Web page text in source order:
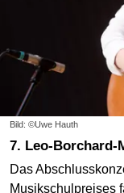
Bild: ©Uwe Hauth
7. Leo-
Das
Musikschulpreises